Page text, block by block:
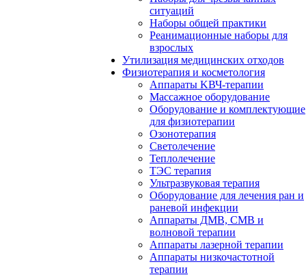
ситуаций
Наборы общей практики
Реанимационные наборы для
взрослых
Утилизация медицинских отходов
Физиотерапия и косметология
Аппараты KВЧ-терапии
Массажное оборудование
Оборудование и комплектующие
для физиотерапии
Озонотерапия
Светолечение
Теплолечение
ТЭС терапия
Ультразвуковая терапия
Оборудование для лечения ран и
раневой инфекции
Аппараты ДМВ, СМВ и
волновой терапии
Аппараты лазерной терапии
Аппараты низкочастотной
терапии